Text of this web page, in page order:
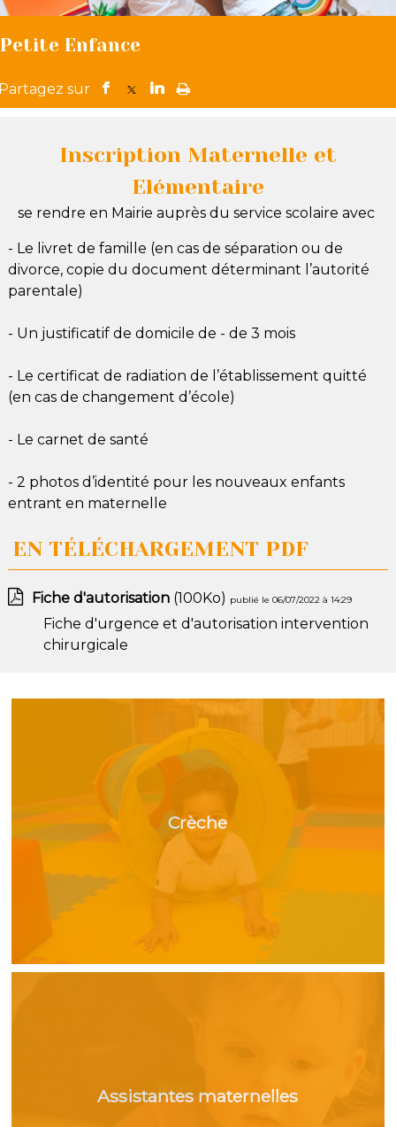
Petite Enfance
Inscription Maternelle et
Elémentaire
se rendre en Mairie auprès du service scolaire avec
- Le livret de famille (en cas de séparation ou de
divorce, copie du document déterminant l’autorité
parentale)
- Un justificatif de domicile de - de 3 mois
- Le certificat de radiation de l’établissement quitté
(en cas de changement d’école)
- Le carnet de santé
- 2 photos d’identité pour les nouveaux enfants
entrant en maternelle
EN TÉLÉCHARGEMENT PDF
Fiche d'autorisation(100Ko) publié le 06/07/2022 à 14:29
Fiche d'urgence et d'autorisation intervention
chirurgicale
Crèche
Assistantes maternelles